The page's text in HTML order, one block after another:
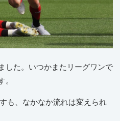
した。いつかまたリーグワンで
。
も、なかなか流れは変えられ